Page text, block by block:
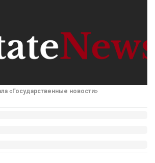
«Государственные новости»